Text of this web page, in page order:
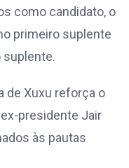
como candidato, o
primeiro suplente
suplente.
de Xuxu reforça o
presidente Jair
às pautas